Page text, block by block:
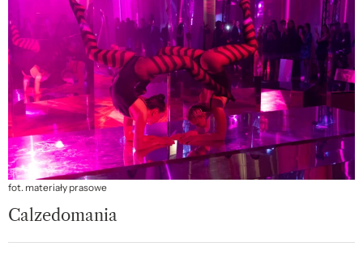
fot. materiały prasowe
Calzedomania